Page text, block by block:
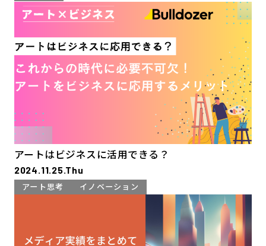
アートはビジネスに活用できる？
2024.11.25.Thu
アート思考 イノベーション